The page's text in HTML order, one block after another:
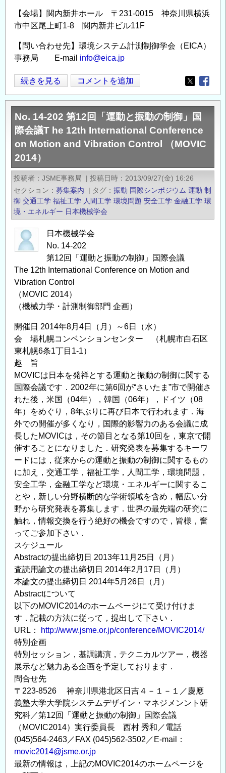
【会場】関内新井ホール 〒231-0015 神奈川県横浜
市中区尾上町1-8 関内新井ビル11F
【問い合わせ先】環境システム計測制御学会（EICA）
事務局 E-mail info@eica.jp
環
境
シ
ス
テ
ム
計
測
制
御
学
会
（EICA）
第
回
研
究
発
表
の
お
知
ら
せ
の
続きを見る コメントを追加
Opens in
No. 14-202 第12回「運動と振動の制御」国
際会議T he 12th International Conference
on Motion and Vibration Control （MOVIC
2014）
投稿者 JSME事務局 | 投稿日時
2013/09/27(金) 16:26
セクション
募集案内 | タグ 振動 国際シンポジウム 運動 制
御 交通工学 福祉工学 人間工学 環境問題 安全工学 金融工学 環
境・エネルギー 日本機械学会
日本機械学会
No. 14-202
第12回「運動と振動の制御」国際会議
The 12th International Conference on Motion and
Vibration Control
（MOVIC 2014）
（機械力学・計測制御部門 企画）
開催日 2014年8月4日（月）～6日（水）
会 場札幌コンベンションセンター （札幌市白石区
東札幌6条1丁目1-1）
趣 旨
MOVICは日本を発祥とする運動と振動の制御に関する
国際会議です．2002年に第6回が“さいたま”市で開催さ
れた後，米国（04年），韓国（06年），ドイツ（08
年）をめぐり，8年ぶりに再び日本で行われます．海
外での開催が多くなり，国際的影響力のある会議に成
長したMOVICは，その節目となる第10回を，東京で開
催することになりました．研究発表を募集するキーワ
ードには，従来からの運動と振動の制御に関するもの
に加え，交通工学，福祉工学，人間工学，環境問題，
安全工学，金融工学など環境・エネルギーに関するこ
とや，新しい分野横断的な学術領域を含め，幅広い分
野から研究発表を募集します．世界の最先端の研究に
触れ，情報交換を行う絶好の機会ですので，皆様，奮
ってご参加下さい．
スケジュール
Abstractの提出締切日 2013年11月25日（月）
査読用論文の提出締切日 2014年2月17日（月）
本論文の提出締切日 2014年5月26日（月）
Abstractについて
以下のMOVIC2014のホームページにて受け付けま
す．記載の方法に従って，提出して下さい．
URL：
http://www.jsme.or.jp/conference/MOVIC2014/
特別企画
特別セッション，基調講演，テクニカルツアー，機器
展示など魅力ある企画を予定しております．
問合せ先
〒223-8526 神奈川県港北区日吉４－１－１／慶應
義塾大学大学院システムデザイン・マネジメンント研
究科／第12回「運動と振動の制御」国際会議
（MOVIC2014）実行委員長 西村 秀和／電話
(045)564-2463／FAX (045)562-3502／E-mail：
movic2014@jsme.or.jp
最新の情報は，上記のMOVIC2014のホームページを